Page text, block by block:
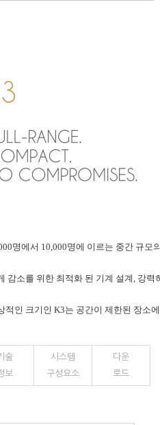
명에서 10,000명에 이르는 중간 규
감소를 위한 최적화 된 기계 설계, 강
인 크기인 K3는 공간이 제한된 장소
술
보
시스템
구성요소
다운
로드